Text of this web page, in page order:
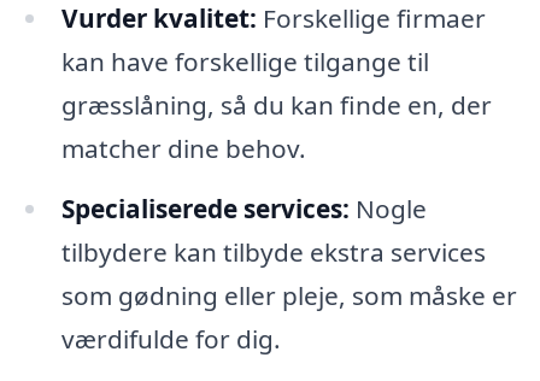
Vurder kvalitet: Forskellige firmaer
kan have forskellige tilgange til
græsslåning, så du kan finde en, der
matcher dine behov.
Specialiserede services: Nogle
tilbydere kan tilbyde ekstra services
som gødning eller pleje, som måske er
værdifulde for dig.